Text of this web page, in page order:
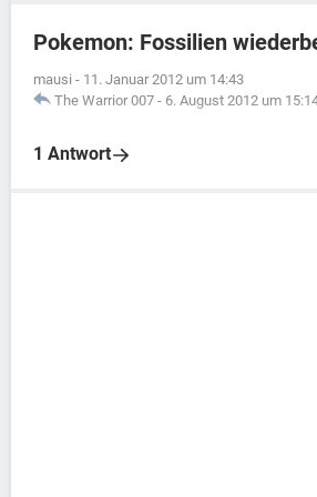
Pokemon: Fossilien
mausi - 11. Januar 2012 um 14:43
The Warrior 007 - 6. August 2012 um
1 Antwort